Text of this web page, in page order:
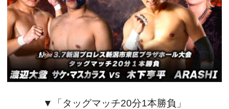
▼「タッグマッチ20分1本勝負」